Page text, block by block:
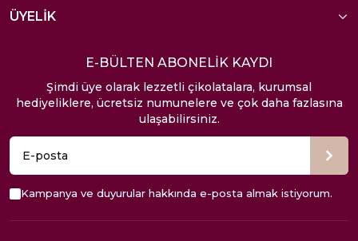
ÜYELİK
E-BÜLTEN ABONELİK KAYDI
Şimdi üye olarak lezzetli çikolatalara, kurumsal
hediyeliklere, ücretsiz numunelere ve çok daha fazlasına
ulaşabilirsiniz.
Kampanya ve duyurular hakkında e-posta almak istiyorum.